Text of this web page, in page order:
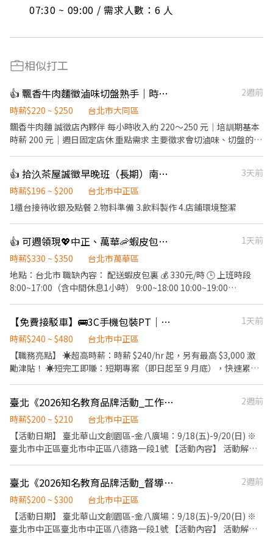
07:30 ~ 09:00 / 需求人數：6 人
相似打工
👍 飄香牛肉麵徵滷味切盤熟手｜時薪最高250｜週日固定休
2週前
時薪$220 ~ $250
台北市大同區
飄香牛肉麵 誠徵店內夥伴 每小時收入約 220～250 元｜培訓期基本
時薪 200 元｜週日固定店休 重點需求 主要徵求會切滷味、切盤的熟
容 主要工作包含： 切滷味、切菜、煮麵、出餐、POS 收銀結帳、備
料、環境整理。 早班人員需協助開店。 工作區域 餐期採一人負責一
區，主要區域為： 煮麵區、滷味切盤區 薪資待遇 培訓期基本時薪
基本時薪、營運績效獎勵金及排班配合獎勵金。 每小時收入約 220
～250 元，實際收入依工作表現、出勤狀況、排班配合及店內考核
收入可達約 250 元。 工作要求 希望你出勤穩定、動作快、態度正
常，能配合現場分工。 到職後會有基本訓練與簡易考核，主要看出
勤、態度、速度、責任感與配合度。 未達基本工作要求者，會依實
際狀況調整工作內容、工作區域或排班安排；如經評估不適合店內
節日獎金 過年獎金 以上依店內規定及營運狀況發放。 其他 週日固
定店休。 聯絡方式 電話：0953-757-171 地址：台北市大同區寧夏
路 12 號 1 樓
👍 拾汣茶屋誠徵早晚班（長期）南陽/三重
3天前
時薪$196 ~ $200
台北市中正區
1櫃台接待收銀及點餐 2.物料準備 3.飲料製作 4.店鋪環境整潔
👍 可週領現💖中正、萬華🦐蝦皮包裏外送員/免經驗 💰時薪330~350
1天前
時薪$330 ~ $350
台北市萬華區
地點：台北市 職缺內容： 配送蝦皮包裏 💰 330元/時 🕒 上班時段
8:00~17:00（含中間休息1小時） 9:00~18:00 10:00~19:00
架 想要輕鬆賺、穩定上班？ 這份工作超適合你！更何況 時薪超高
啦! ━━━━━━━━━━━━━━━━━ ✅ 領薪彈性：每月15號
準時發薪（可匯款/領現），亦可配合【每週領薪】，週週有錢花！
✅ 距離超近：保障配送範圍在鄰近門市 3 公里內，包裹距離超近，
費！無任何前後期費用，有問就有機會！
━━━━━━━━━━━━━━━━━ ⚠️ 【上工前的兩大硬性小紅
關，請確認符合以下兩點喔： 1. 必須自備「安卓 (Android) 手
機」：因為外送系統目前僅支援安卓系統（用空機或分享網路也可
以唷！）。 2. 需配合安裝機車專用貨架與大菜籃（公司會協助指
引）。 ━━━━━━━━━━━━━━━━━ 📩 【火速卡位應徵流
程】 ➊ 點擊填寫廠商制式履歷（1分鐘完成，快速安排送審）： 👉
https://reurl.cc/V292KN 🔒 【隱私防線】個資僅供廠商審核，敏感
欄位（身分證/詳細地址）錄取前皆可先不填！ ➋加入留言： 👉
https://lin.ee/OBnhVN5 💥 私訊留下 ⌜姓名+電話 +應徵蝦皮外送時
【免費接駁車】🚌3C手機包裝PT｜高薪$240起+津貼3000｜無經驗可・休六日
1天前
時薪$240 ~ $480
台北市中正區
【職務亮點】 ☀超高時薪：時薪 $240/hr 起，另有最高 $3,000 激
勵津貼！ ☀短完工即賺：短期專案（即日起至 9 月底），快速累積
休！ . 【工作內容】 商品理貨：商品及配件之揀貨、盤點與整理。
包裝出貨：出貨商品包裝、貼標籤與品質初審。 現場配合：配合現
場主管任務分配與區域維護。 異常回報：即時回報作業異常狀況並
協助處理。 . 【上班時間與專案期】 專案期間：2026/09/01 ～
和國。為了通勤更便利，公司貼心安排了往返接駁車！ 集合時間：
每日上午 08:50（請準時報到） 集合地點：台北車站東三門 . 【薪資
期：每月 10 號直接匯入本人指定銀行帳戶 . 【薪資試算說明】（依
臺北《2026知名教育品牌活動_工作人員_$200~$210/H_共5名》
2週前
時薪$200 ~ $210
台北市中正區
【活動日期】 臺北華山文創園區-金八廣場：9/18(五)-9/20(日) ※
臺北市中正區臺北市中正區八德路一段1號 【活動內容】 活動解說/
作引導/贈品發放與補充/報名作業/ 引導與協助體驗/場地維護與清理
【教育訓練 日期地點】 9/11(五)17:00-19:00、於臺北教育訓練，地
點:臺北市大安區(2hr) ※詳細地址入取後通知 【活動時間】 需能配
合提前或延後，休息有計薪。 9/18(五) : 09:30-19:30 驗收、活動、
臺北《2026知名教育品牌活動_督導_$250~$300/H_共1名》
2週前
時薪$200 ~ $300
台北市中正區
【活動日期】 臺北華山文創園區-金八廣場：9/18(五)-9/20(日) ※
臺北市中正區臺北市中正區八德路一段1號 【活動內容】 活動解說/